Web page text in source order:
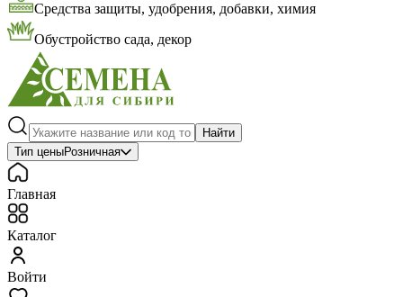
Средства защиты, удобрения, добавки, химия
Обустройство сада, декор
Найти
Тип ценыРозничная
Главная
Каталог
Войти